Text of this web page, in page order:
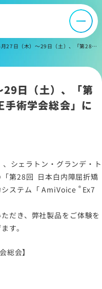
29日（土）、「第28回 日本白内障屈折矯正手術学会総会」に出展いたします。
日（土）、「第
術学会総会」に
シェラトン・グランデ・ト
第28回 日本白内障屈折矯
システム「AmiVoice ® Ex7
だき、弊社製品をご体験を
す。
総会】